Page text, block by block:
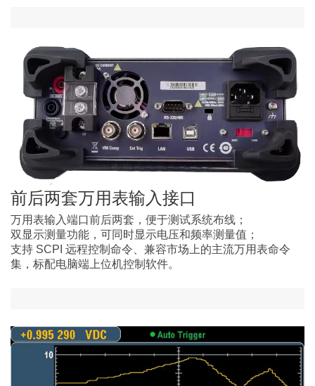
前后两套万用表输入接口
万用表输入端口前后两套，便于测试系统布线；
双显示测量功能，可同时显示电压和频率测量值；
支持 SCPI 远程控制命令、兼容市场上的主流万用表命令
集，标配电脑端上位机控制软件。